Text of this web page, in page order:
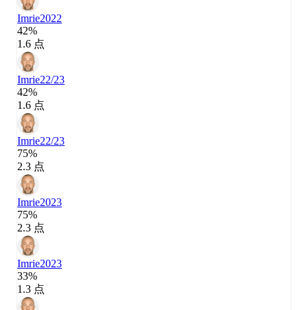
Imrie2022
42%
1.6 点
Imrie22/23
42%
1.6 点
Imrie22/23
75%
2.3 点
Imrie2023
75%
2.3 点
Imrie2023
33%
1.3 点